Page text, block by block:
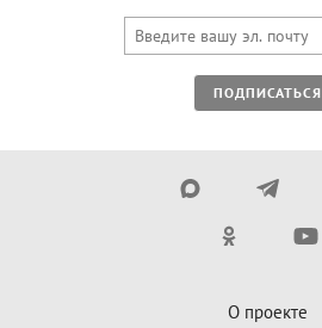
ПОДПИСАТЬСЯ
О проекте